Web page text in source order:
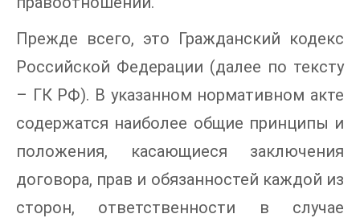
Прежде всего, это Гражданский кодекс
Российской Федерации (далее по тексту
– ГК РФ). В указанном нормативном акте
содержатся наиболее общие принципы и
положения, касающиеся заключения
договора, прав и обязанностей каждой из
сторон, ответственности в случае